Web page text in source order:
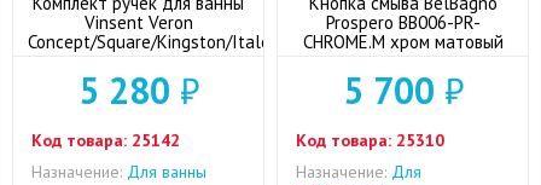
Vinsent Veron
Concept/Square/Kingston/Italon
5 280 ₽
Код товара: 25142
Назначение: Для ванны
Prospero BB006-PR-
CHROME.M хром матовый
5 700 ₽
Код товара: 25310
Назначение: Для